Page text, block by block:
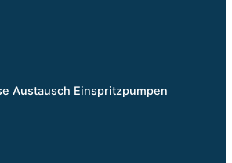
Austausch Einspritzpumpen